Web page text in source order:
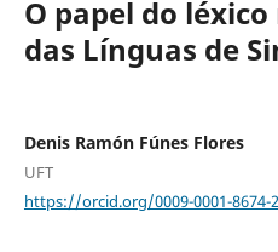
O papel do
das Línguas de
Denis Ramón Fúnes Flores
UFT
https://orcid.org/0009-0001-8674-